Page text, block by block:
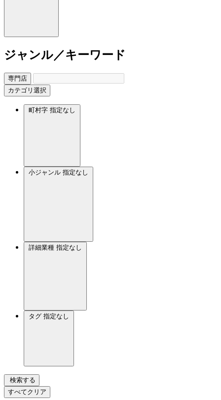
ジャンル／キーワード
専門店
カテゴリ選択
町村字 指定なし
小ジャンル 指定なし
詳細業種 指定なし
タグ 指定なし
検索する
すべてクリア